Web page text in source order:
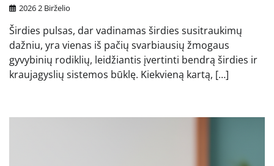
2026 2 Birželio
Širdies pulsas, dar vadinamas širdies susitraukimų
dažniu, yra vienas iš pačių svarbiausių žmogaus
gyvybinių rodiklių, leidžiantis įvertinti bendrą širdies ir
kraujagyslių sistemos būklę. Kiekvieną kartą, […]